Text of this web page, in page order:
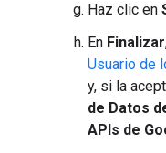
Haz clic en
En Finalizar
Usuario de
y, si la
de Datos
APIs de